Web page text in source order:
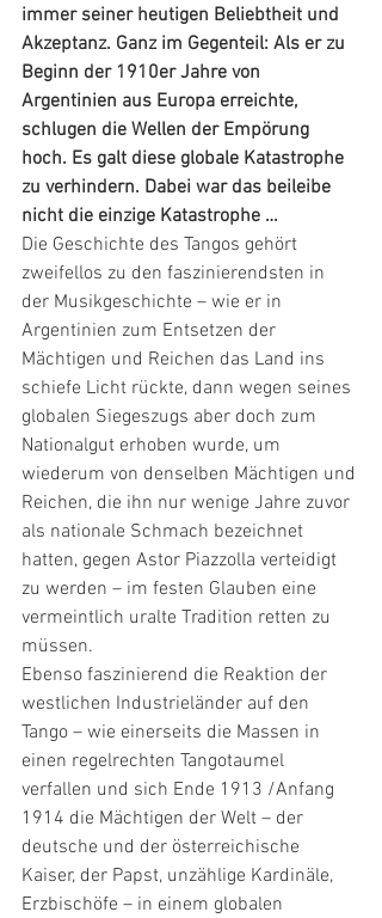
immer seiner heutigen Beliebtheit und
Akzeptanz. Ganz im Gegenteil: Als er zu
Beginn der 1910er Jahre von
Argentinien aus Europa erreichte,
schlugen die Wellen der Empörung
hoch. Es galt diese globale Katastrophe
zu verhindern. Dabei war das beileibe
nicht die einzige Katastrophe …
Die Geschichte des Tangos gehört
zweifellos zu den faszinierendsten in
der Musikgeschichte – wie er in
Argentinien zum Entsetzen der
Mächtigen und Reichen das Land ins
schiefe Licht rückte, dann wegen seines
globalen Siegeszugs aber doch zum
Nationalgut erhoben wurde, um
wiederum von denselben Mächtigen und
Reichen, die ihn nur wenige Jahre zuvor
als nationale Schmach bezeichnet
hatten, gegen Astor Piazzolla verteidigt
zu werden – im festen Glauben eine
vermeintlich uralte Tradition retten zu
müssen.
Ebenso faszinierend die Reaktion der
westlichen Industrieländer auf den
Tango – wie einerseits die Massen in
einen regelrechten Tangotaumel
verfallen und sich Ende 1913 /Anfang
1914 die Mächtigen der Welt – der
deutsche und der österreichische
Kaiser, der Papst, unzählige Kardinäle,
Erzbischöfe – in einem globalen